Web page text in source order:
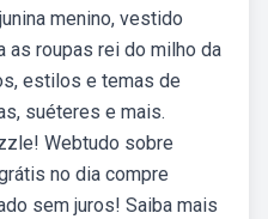
menino, vestido
as roupas rei do milho da
estilos e temas de
suéteres e mais.
Webtudo sobre
no dia compre
sem juros! Saiba mais